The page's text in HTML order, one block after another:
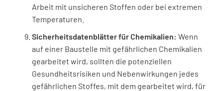
Arbeit mit unsicheren Stoffen oder bei extremen
Temperaturen.
Sicherheitsdatenblätter für Chemikalien: Wenn
auf einer Baustelle mit gefährlichen Chemikalien
gearbeitet wird, sollten die potenziellen
Gesundheitsrisiken und Nebenwirkungen jedes
gefährlichen Stoffes, mit dem gearbeitet wird, für